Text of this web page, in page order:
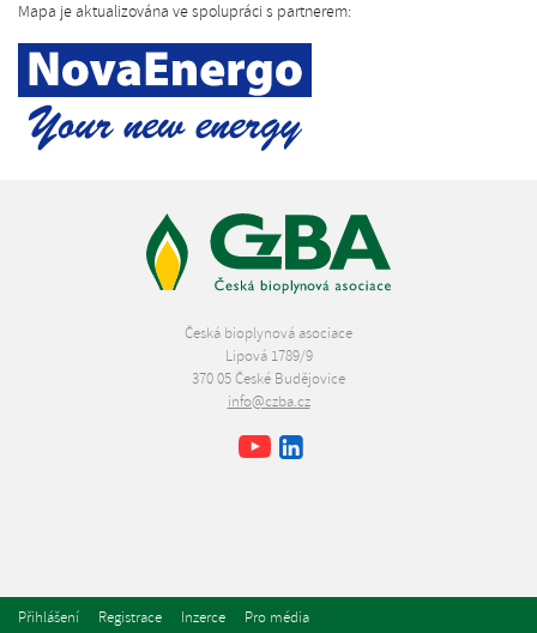
Mapa je aktualizována ve spolupráci s partnerem:
Česká bioplynová asociace
Lipová 1789/9
370 05 České Budějovice
info@czba.cz
Facebook
Youtube
Přihlášení Registrace Inzerce Pro média